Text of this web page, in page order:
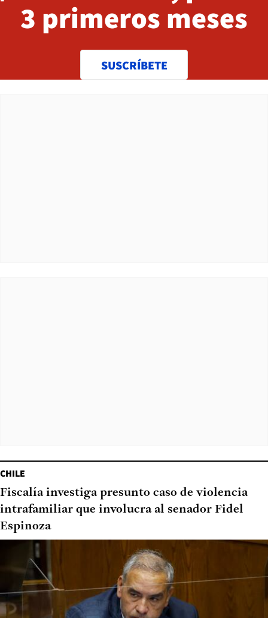
3 primeros meses
SUSCRÍBETE
CHILE
Fiscalía investiga presunto caso de violencia
intrafamiliar que involucra al senador Fidel
Espinoza